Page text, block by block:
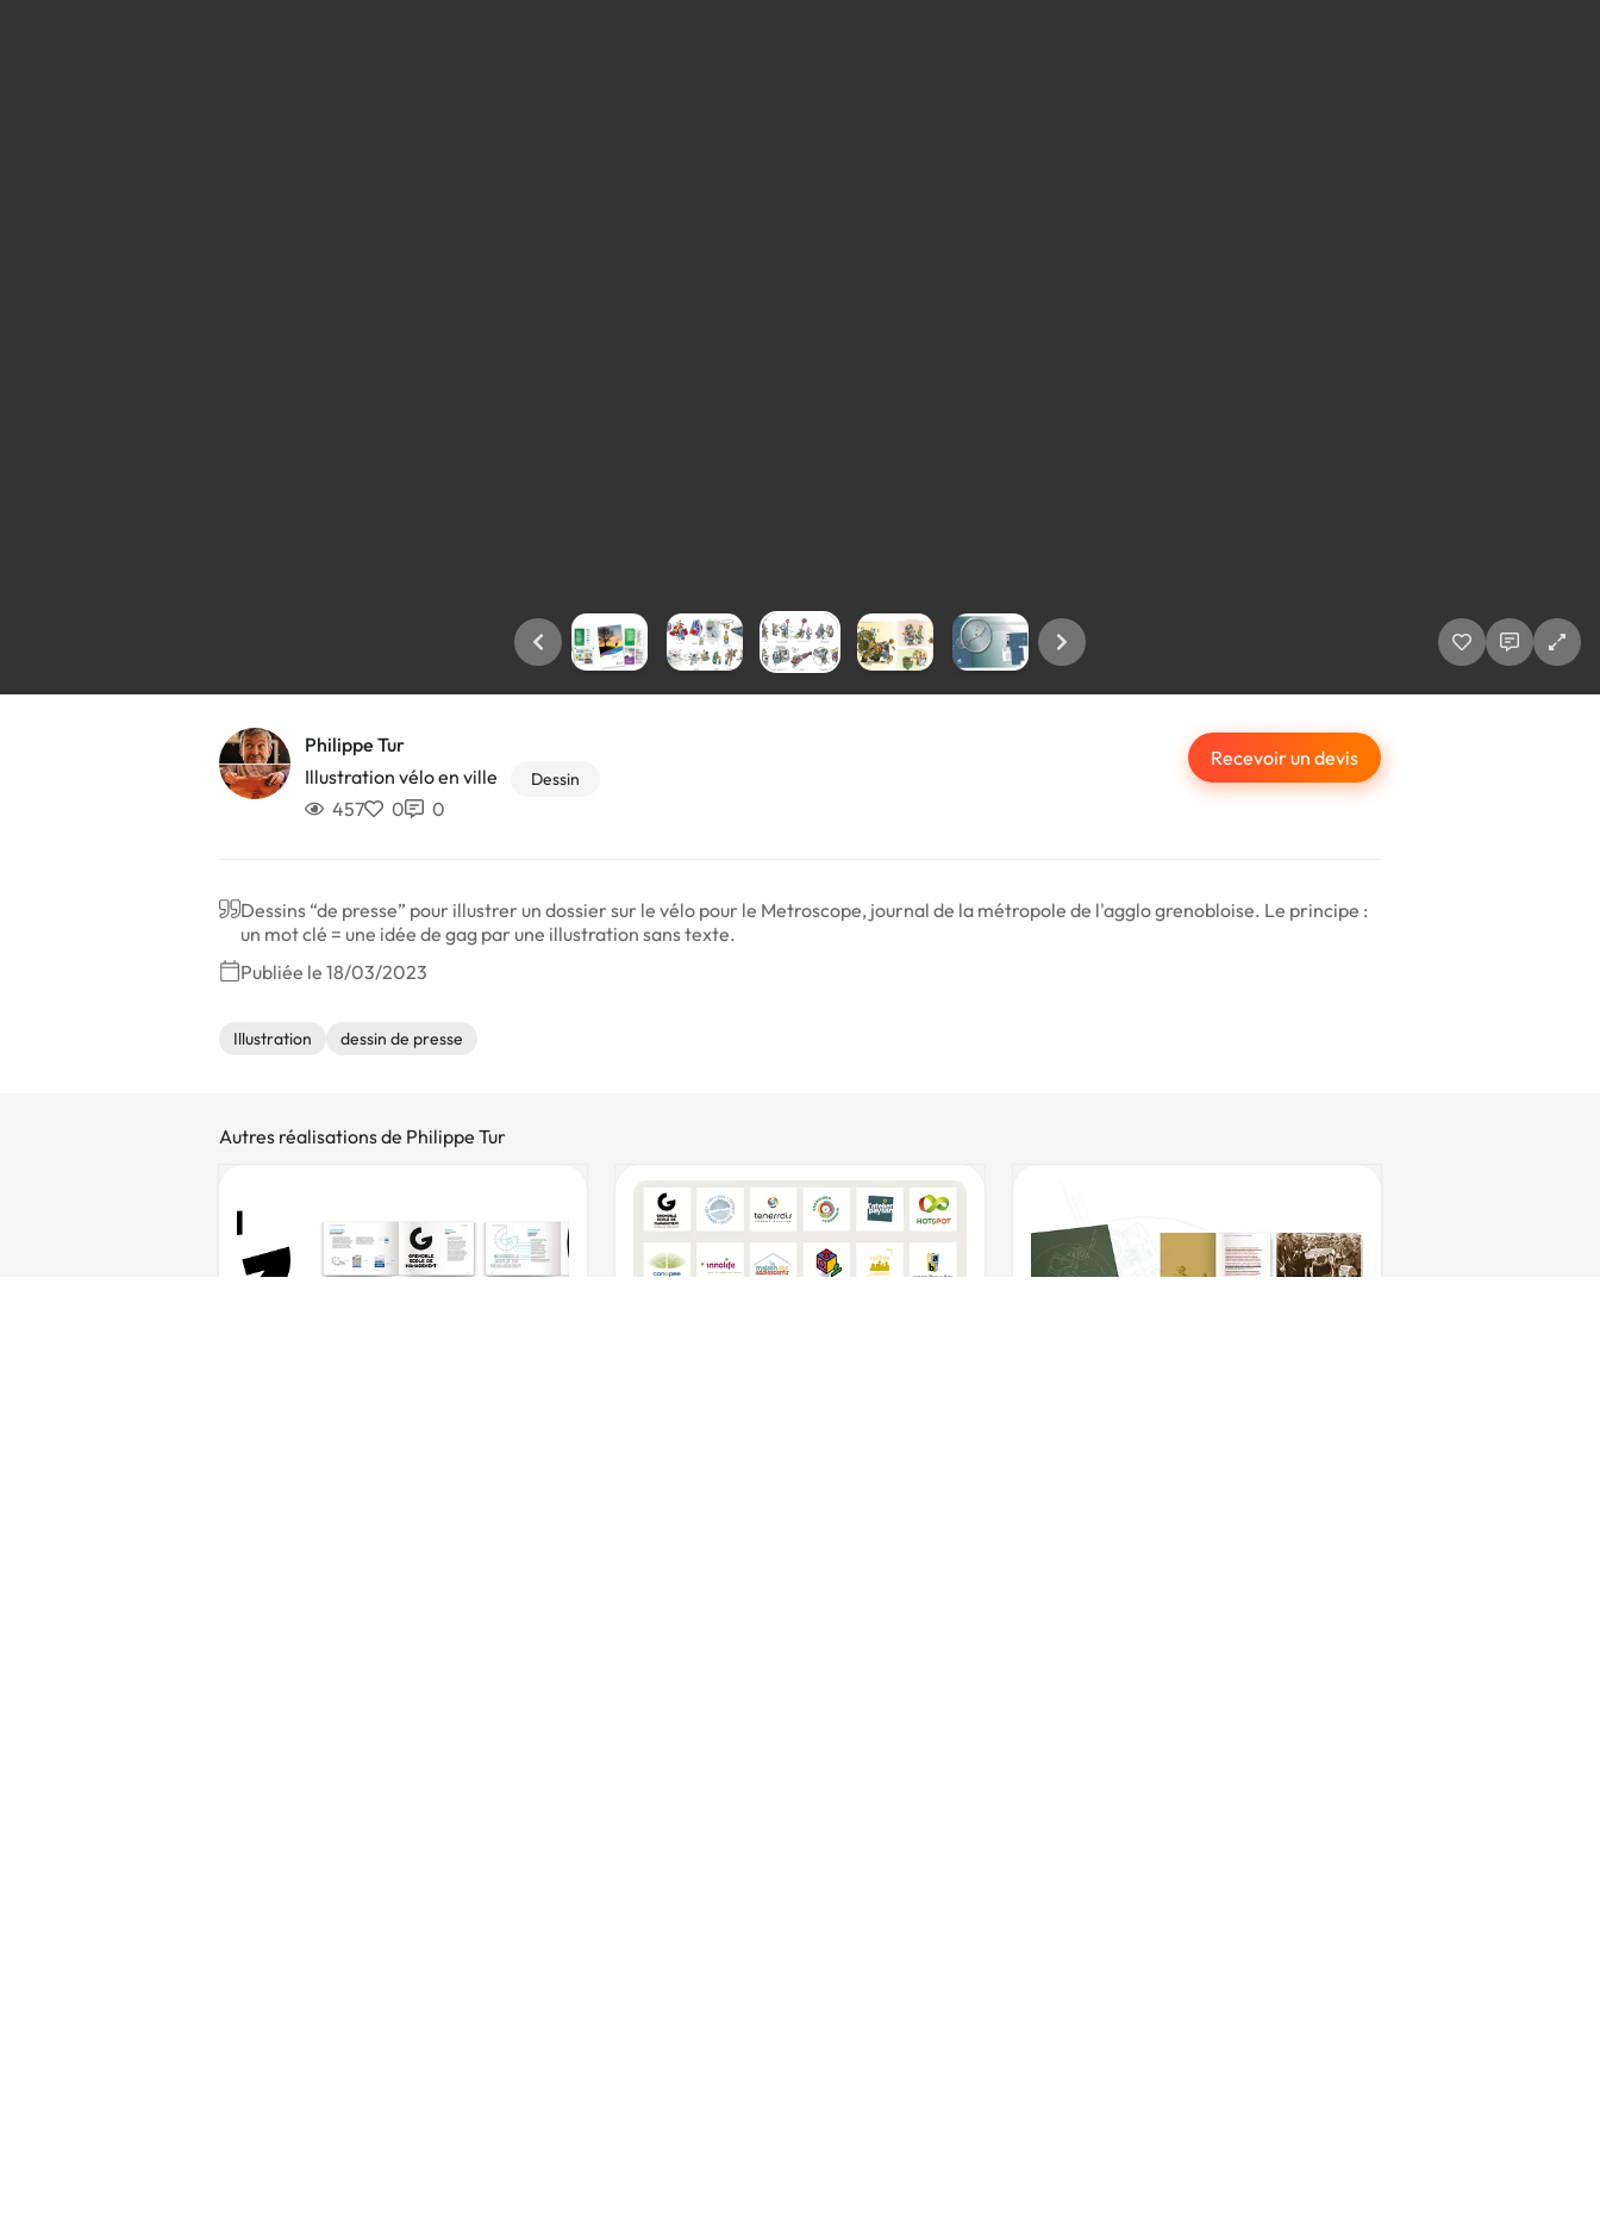
Philippe Tur
Illustration vélo en ville
Dessin
457 0 0
Recevoir un devis
Dessins “de presse” pour illustrer un dossier sur le vélo pour le Metroscope, journal de la métropole de l'agglo grenobloise. Le principe :
un mot clé = une idée de gag par une illustration sans texte.
Publiée le 18/03/2023
Illustration dessin de presse
Autres réalisations de Philippe Tur